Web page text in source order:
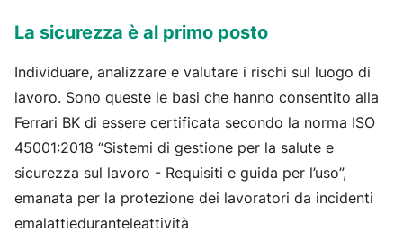
La sicurezza è al primo posto
Individuare, analizzare e valutare i rischi sul luogo di
lavoro. Sono queste le basi che hanno consentito alla
Ferrari BK di essere certificata secondo la norma ISO
45001:2018 “Sistemi di gestione per la salute e
sicurezza sul lavoro - Requisiti e guida per l’uso”,
emanata per la protezione dei lavoratori da incidenti
emalattieduranteleattività